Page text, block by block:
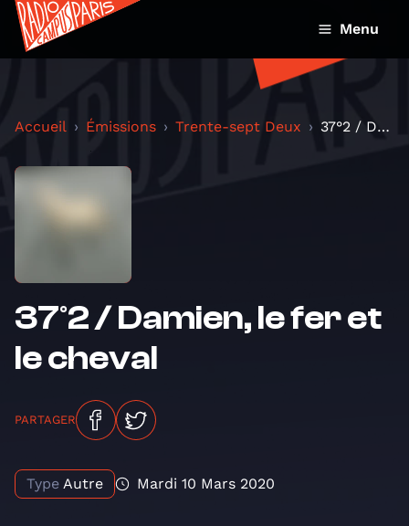
Menu
Accueil Émissions Trente-sept Deux 37°2 / Damien, le fer et le cheval
37°2 / Damien, le fer et
le cheval
PARTAGER
Type Autre Mardi 10 Mars 2020